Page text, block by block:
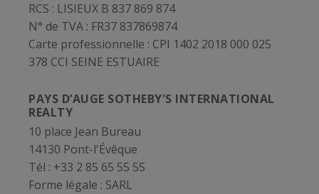
RCS : LISIEUX B 837 869 874
N° de TVA : FR37 837869874
Carte professionnelle : CPI 1402 2018 000 025
378 CCI SEINE ESTUAIRE
PAYS D’AUGE SOTHEBY'S INTERNATIONAL
REALTY
10 place Jean Bureau
14130 Pont-l'Évêque
Tél : +33 2 85 65 55 55
Forme légale : SARL